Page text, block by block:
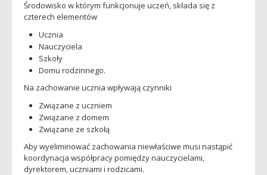
Środowisko w którym funkcjonuje uczeń, składa się z
czterech elementów
Ucznia
Nauczyciela
Szkoły
Domu rodzinnego.
Na zachowanie ucznia wpływają czynniki
Związane z uczniem
Związane z domem
Związane ze szkołą
Aby wyeliminować zachowania niewłaściwe musi nastąpić
koordynacja współpracy pomiędzy nauczycielami,
dyrektorem, uczniami i rodzicami.